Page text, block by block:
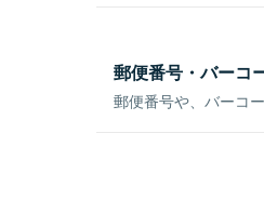
郵便番号・バーコ
郵便番号や、バーコ